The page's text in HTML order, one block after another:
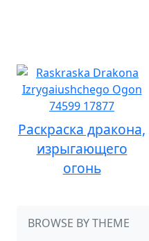
Раскраска дракона,
изрыгающего
огонь
BROWSE BY THEME